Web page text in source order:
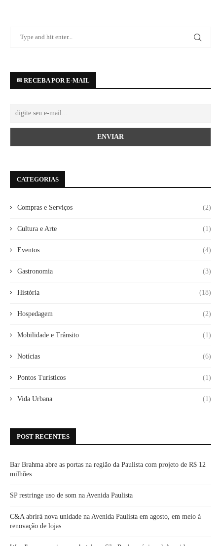
✉ RECEBA POR E-MAIL
CATEGORIAS
Compras e Serviços (2)
Cultura e Arte (1)
Eventos (4)
Gastronomia (3)
História (18)
Hospedagem (2)
Mobilidade e Trânsito (1)
Notícias (6)
Pontos Turísticos (1)
Vida Urbana (1)
POST RECENTES
Bar Brahma abre as portas na região da Paulista com projeto de R$ 12
milhões
SP restringe uso de som na Avenida Paulista
C&A abrirá nova unidade na Avenida Paulista em agosto, em meio à
renovação de lojas